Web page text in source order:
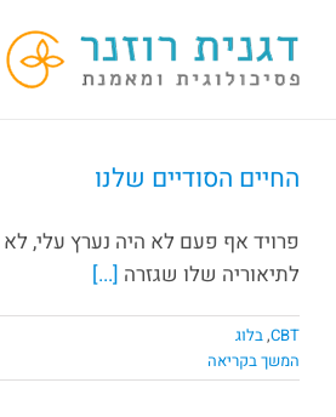
לתוכן
החיים הסודיים שלנו
פרויד אף פעם לא היה נערץ עלי,
לתיאוריה שלו שגזרה [...]
CBT
,בלוג
המשך בקריאה